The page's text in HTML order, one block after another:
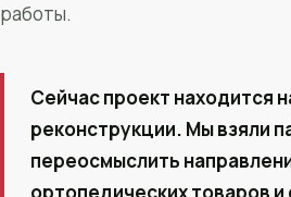
работы.
Сейчас проект находится
реконструкции. Мы взяли
переосмыслить